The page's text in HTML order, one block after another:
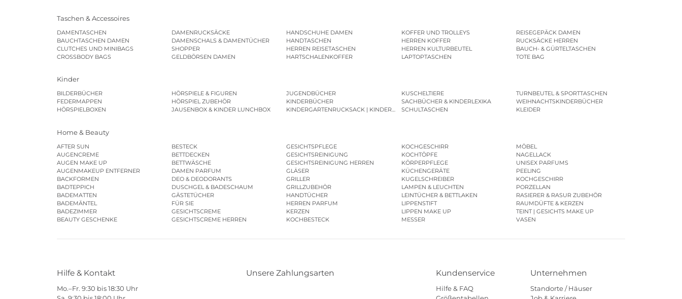
Taschen & Accessoires
DAMENTASCHEN
BAUCHTASCHEN DAMEN
CLUTCHES UND MINIBAGS
CROSSBODY BAGS
DAMENRUCKSÄCKE
DAMENSCHALS & DAMENTÜCHER
SHOPPER
GELDBÖRSEN DAMEN
HANDSCHUHE DAMEN
HANDTASCHEN
HERREN REISETASCHEN
HARTSCHALENKOFFER
KOFFER UND TROLLEYS
HERREN KOFFER
HERREN KULTURBEUTEL
LAPTOPTASCHEN
REISEGEPÄCK DAMEN
RUCKSÄCKE HERREN
BAUCH- & GÜRTELTASCHEN
TOTE BAG
Kinder
BILDERBÜCHER
FEDERMAPPEN
HÖRSPIELBOXEN
HÖRSPIELE & FIGUREN
HÖRSPIEL ZUBEHÖR
JAUSENBOX & KINDER LUNCHBOX
JUGENDBÜCHER
KINDERBÜCHER
KINDERGARTENRUCKSACK | KINDERGARTENBEUTEL
KUSCHELTIERE
SACHBÜCHER & KINDERLEXIKA
SCHULTASCHEN
TURNBEUTEL & SPORTTASCHEN
WEIHNACHTSKINDERBÜCHER
KLEIDER
Home & Beauty
AFTER SUN
AUGENCREME
AUGEN MAKE UP
AUGENMAKEUP ENTFERNER
BACKFORMEN
BADTEPPICH
BADEMATTEN
BADEMÄNTEL
BADEZIMMER
BEAUTY GESCHENKE
BESTECK
BETTDECKEN
BETTWÄSCHE
DAMEN PARFUM
DEO & DEODORANTS
DUSCHGEL & BADESCHAUM
GÄSTETÜCHER
FÜR SIE
GESICHTSCREME
GESICHTSCREME HERREN
GESICHTSPFLEGE
GESICHTSREINIGUNG
GESICHTSREINIGUNG HERREN
GLÄSER
GRILLER
GRILLZUBEHÖR
HANDTÜCHER
HERREN PARFUM
KERZEN
KOCHBESTECK
KOCHGESCHIRR
KOCHTÖPFE
KÖRPERPFLEGE
KÜCHENGERÄTE
KUGELSCHREIBER
LAMPEN & LEUCHTEN
LEINTÜCHER & BETTLAKEN
LIPPENSTIFT
LIPPEN MAKE UP
MESSER
MÖBEL
NAGELLACK
UNISEX PARFUMS
PEELING
KOCHGESCHIRR
PORZELLAN
RASIERER & RASUR ZUBEHÖR
RAUMDÜFTE & KERZEN
TEINT | GESICHTS MAKE UP
VASEN
Hilfe & Kontakt
Mo.–Fr. 9:30 bis 18:30 Uhr
Kundenservice
Hilfe & FAQ
Unternehmen
Standorte / Häuser
Unsere Zahlungsarten